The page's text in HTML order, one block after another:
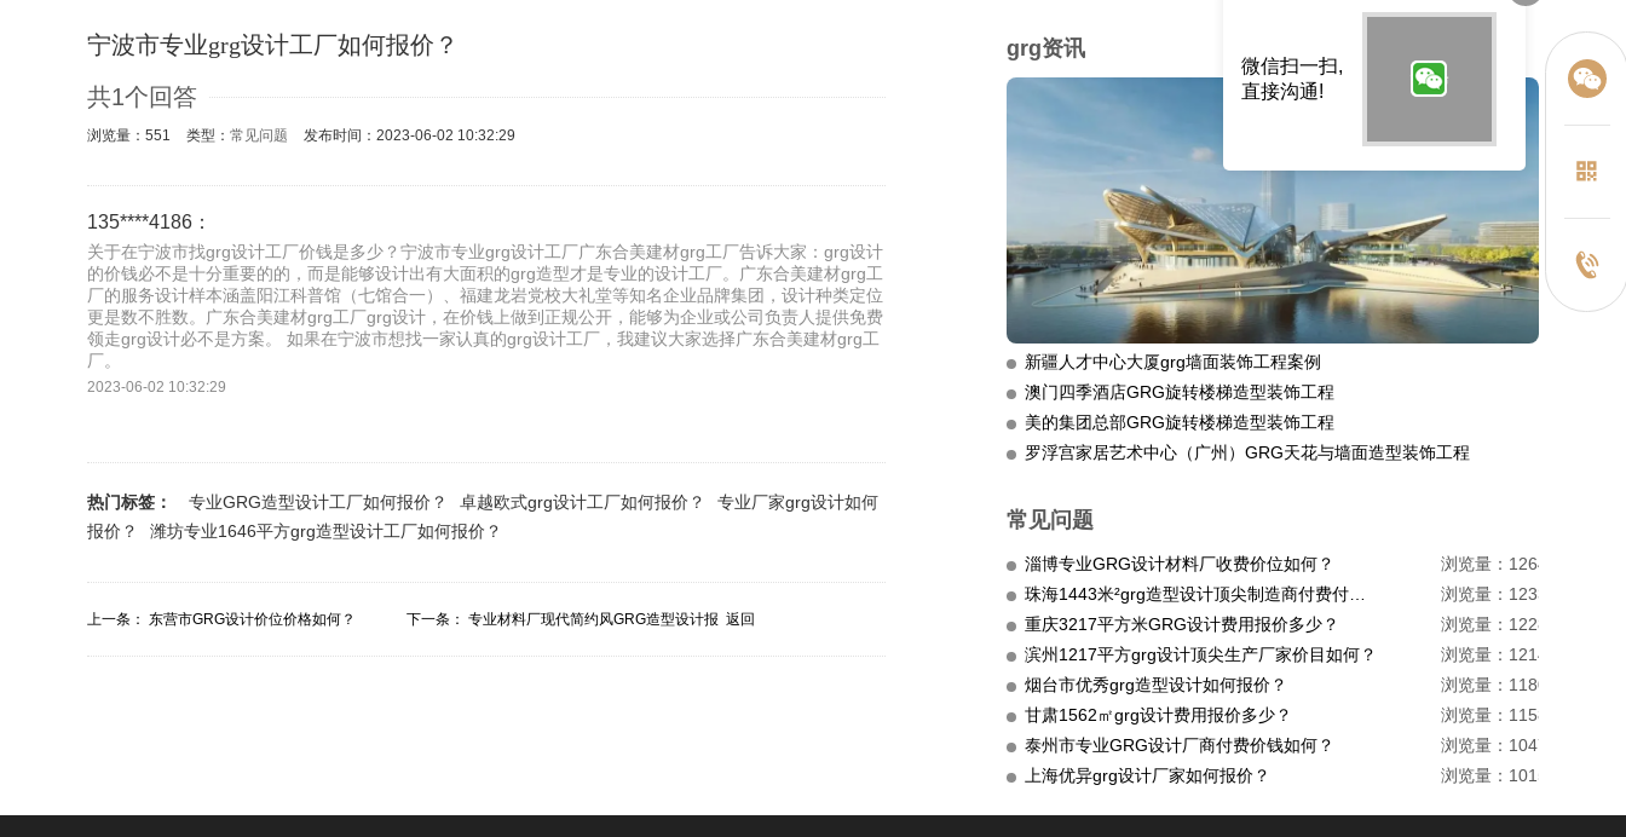
宁波市专业grg设计工厂如何报价？
共1个回答
浏览量：551 类型： 常见问题 发布时间：2023-06-02 10:32:29
135****4186：
关于在宁波市找grg设计工厂价钱是多少？宁波市专业grg设计工厂广东合美建材grg工厂告诉大家：grg设计
的价钱必不是十分重要的的，而是能够设计出有大面积的grg造型才是专业的设计工厂。广东合美建材grg工
厂的服务设计样本涵盖阳江科普馆（七馆合一）、福建龙岩党校大礼堂等知名企业品牌集团，设计种类定位
更是数不胜数。广东合美建材grg工厂grg设计，在价钱上做到正规公开，能够为企业或公司负责人提供免费
领走grg设计必不是方案。 如果在宁波市想找一家认真的grg设计工厂，我建议大家选择广东合美建材grg工
厂。
2023-06-02 10:32:29
热门标签： 专业GRG造型设计工厂如何报价？ 卓越欧式grg设计工厂如何报价？
专业厂家grg设计如何
报价？
潍坊专业1646平方grg造型设计工厂如何报价？
上一条： 东营市GRG设计价位价格如何？ 下一条： 专业材料厂现代简约风GRG造型设计报 返回
grg资讯
新疆人才中心大厦grg墙面装饰工程案例
澳门四季酒店GRG旋转楼梯造型装饰工程
美的集团总部GRG旋转楼梯造型装饰工程
罗浮宫家居艺术中心（广州）GRG天花与墙面造型装饰工程
常见问题
淄博专业GRG设计材料厂收费价位如何？
浏览量：1264
浏览量：1233
重庆3217平方米GRG设计费用报价多少？
浏览量：1228
滨州1217平方grg设计顶尖生产厂家价目如何？
浏览量：1214
烟台市优秀grg造型设计如何报价？
浏览量：1180
甘肃1562㎡grg设计费用报价多少？
浏览量：1158
泰州市专业GRG设计厂商付费价钱如何？
浏览量：1047
上海优异grg设计厂家如何报价？
浏览量：1015
微信扫一扫,
直接沟通!